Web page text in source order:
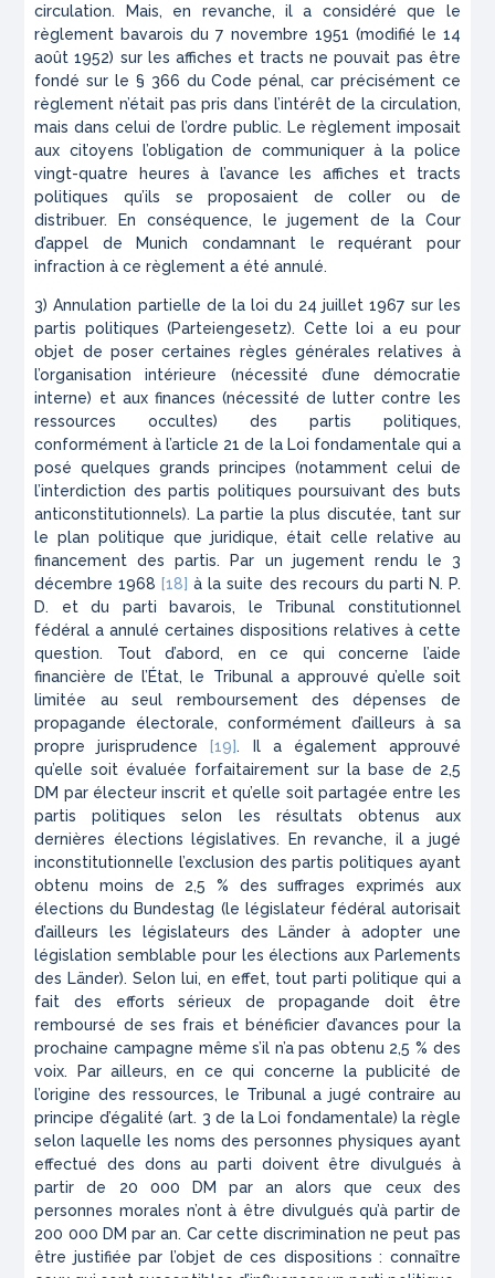
circulation. Mais, en revanche, il a considéré que le
règlement bavarois du 7 novembre 1951 (modifié le 14
août 1952) sur les affiches et tracts ne pouvait pas être
fondé sur le § 366 du Code pénal, car précisément ce
règlement n’était pas pris dans l’intérêt de la circulation,
mais dans celui de l’ordre public. Le règlement imposait
aux citoyens l’obligation de communiquer à la police
vingt-quatre heures à l’avance les affiches et tracts
politiques qu’ils se proposaient de coller ou de
distribuer. En conséquence, le jugement de la Cour
d’appel de Munich condamnant le requérant pour
infraction à ce règlement a été annulé.
3) Annulation partielle de la loi du 24 juillet 1967 sur les
partis politiques (Parteiengesetz). Cette loi a eu pour
objet de poser certaines règles générales relatives à
l’organisation intérieure (nécessité d’une démocratie
interne) et aux finances (nécessité de lutter contre les
ressources occultes) des partis politiques,
conformément à l’article 21 de la Loi fondamentale qui a
posé quelques grands principes (notamment celui de
l’interdiction des partis politiques poursuivant des buts
anticonstitutionnels). La partie la plus discutée, tant sur
le plan politique que juridique, était celle relative au
financement des partis. Par un jugement rendu le 3
décembre 1968 [18] à la suite des recours du parti N. P.
D. et du parti bavarois, le Tribunal constitutionnel
fédéral a annulé certaines dispositions relatives à cette
question. Tout d’abord, en ce qui concerne l’aide
financière de l’État, le Tribunal a approuvé qu’elle soit
limitée au seul remboursement des dépenses de
propagande électorale, conformément d’ailleurs à sa
propre jurisprudence [19]. Il a également approuvé
qu’elle soit évaluée forfaitairement sur la base de 2,5
DM par électeur inscrit et qu’elle soit partagée entre les
partis politiques selon les résultats obtenus aux
dernières élections législatives. En revanche, il a jugé
inconstitutionnelle l’exclusion des partis politiques ayant
obtenu moins de 2,5 % des suffrages exprimés aux
élections du Bundestag (le législateur fédéral autorisait
d’ailleurs les législateurs des Länder à adopter une
législation semblable pour les élections aux Parlements
des Länder). Selon lui, en effet, tout parti politique qui a
fait des efforts sérieux de propagande doit être
remboursé de ses frais et bénéficier d’avances pour la
prochaine campagne même s’il n’a pas obtenu 2,5 % des
voix. Par ailleurs, en ce qui concerne la publicité de
l’origine des ressources, le Tribunal a jugé contraire au
principe d’égalité (art. 3 de la Loi fondamentale) la règle
selon laquelle les noms des personnes physiques ayant
effectué des dons au parti doivent être divulgués à
partir de 20 000 DM par an alors que ceux des
personnes morales n’ont à être divulgués qu’à partir de
200 000 DM par an. Car cette discrimination ne peut pas
être justifiée par l’objet de ces dispositions : connaître